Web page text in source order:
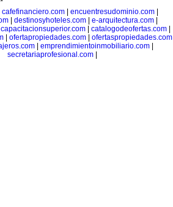
cafefinanciero.com| encuentresudominio.com|
| destinosyhoteles.com| e-arquitectura.com|
capacitacionsuperior.com| catalogodeofertas.com|
| ofertapropiedades.com| ofertaspropiedades.com|
emprendimientoinmobiliario.com
secretariaprofesional.com|